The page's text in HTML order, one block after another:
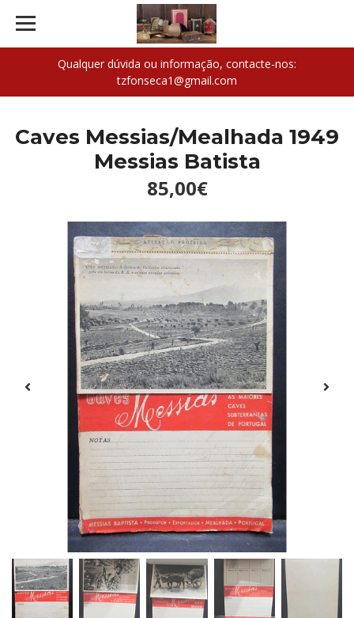
Qualquer dúvida ou informação, contacte-nos:
tzfonseca1@gmail.com
Caves Messias/Mealhada 1949
Messias Batista
85,00€